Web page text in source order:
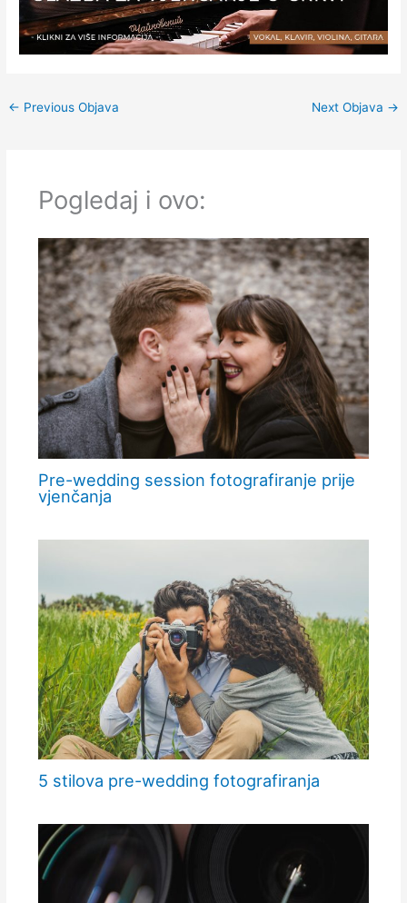
← Previous Objava Next Objava →
Pogledaj i ovo:
Pre-wedding session fotografiranje prije
vjenčanja
5 stilova pre-wedding fotografiranja